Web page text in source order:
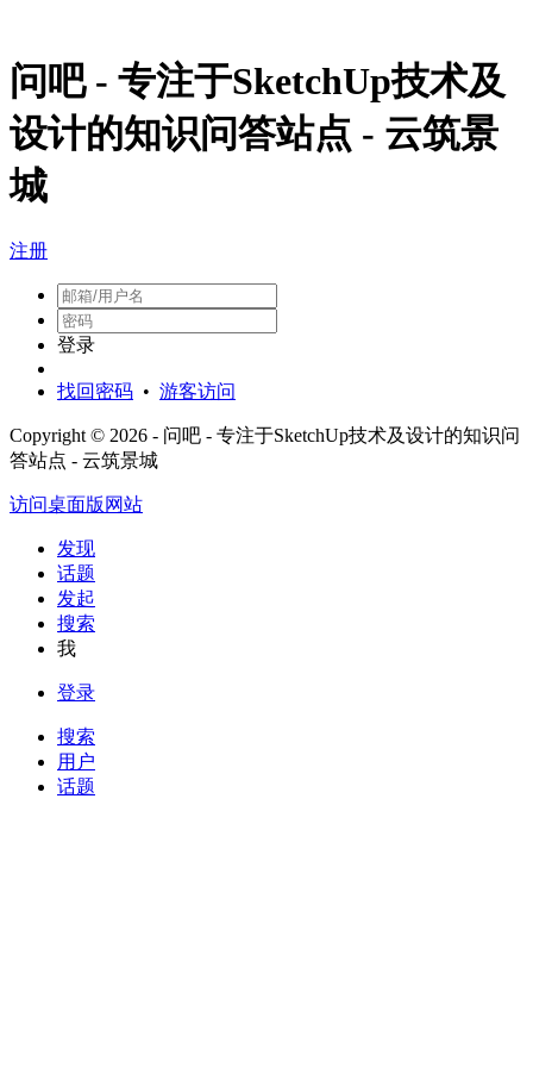
问吧 - 专注于SketchUp技术及
设计的知识问答站点 - 云筑景
城
注册
登录
找回密码 • 游客访问
Copyright © 2026 - 问吧 - 专注于SketchUp技术及设计的知识问
答站点 - 云筑景城
访问桌面版网站
发现
话题
发起
搜索
我
登录
搜索
用户
话题